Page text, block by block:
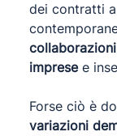
dei contratti
impresee
Forse ciò è
variazioni